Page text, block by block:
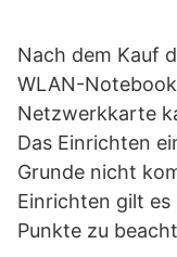
Nach dem Kauf
WLAN-
Netzwerkkarte
Das Einrichten
Grunde nicht
Einrichten gilt
Punkte zu